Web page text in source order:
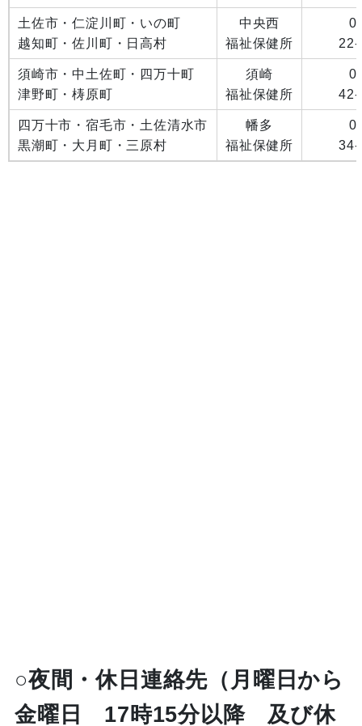
土佐市・仁淀川町・いの町
越知町・佐川町・日高村
中央西
福祉保健所
須崎市・中土佐町・四万十町
津野町・梼原町
須崎
福祉保健所
42-
四万十市・宿毛市・土佐清水市
黒潮町・大月町・三原村
幡多
福祉保健所
34-
○夜間・休日連絡先（月曜日から
金曜日 17時15分以降 及び休